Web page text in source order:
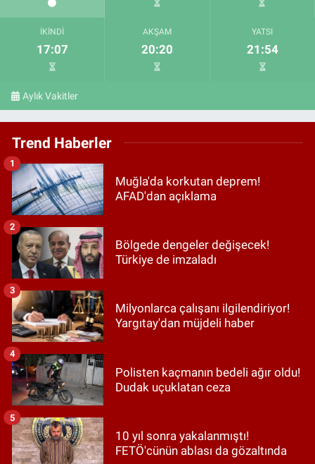
İKINDI
17:07
AKŞAM
20:20
YATSI
21:54
Aylık Vakitler
Trend Haberler
Muğla'da korkutan deprem!
AFAD'dan açıklama
1
Bölgede dengeler değişecek!
Türkiye de imzaladı
2
Milyonlarca çalışanı ilgilendiriyor!
Yargıtay'dan müjdeli haber
3
Polisten kaçmanın bedeli ağır oldu!
Dudak uçuklatan ceza
4
10 yıl sonra yakalanmıştı!
FETÖ'cünün ablası da gözaltında
5